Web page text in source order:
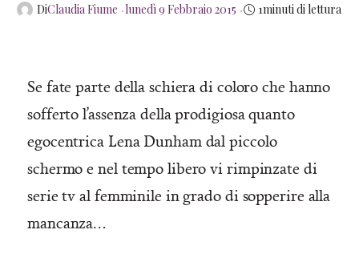
DiClaudia Fiume Posted
lunedì 9 Febbraio 2015 1minuti di lettura
Se fate parte della schiera di coloro che hanno
sofferto l’assenza della prodigiosa quanto
egocentrica Lena Dunham dal piccolo
schermo e nel tempo libero vi rimpinzate di
serie tv al femminile in grado di sopperire alla
mancanza…